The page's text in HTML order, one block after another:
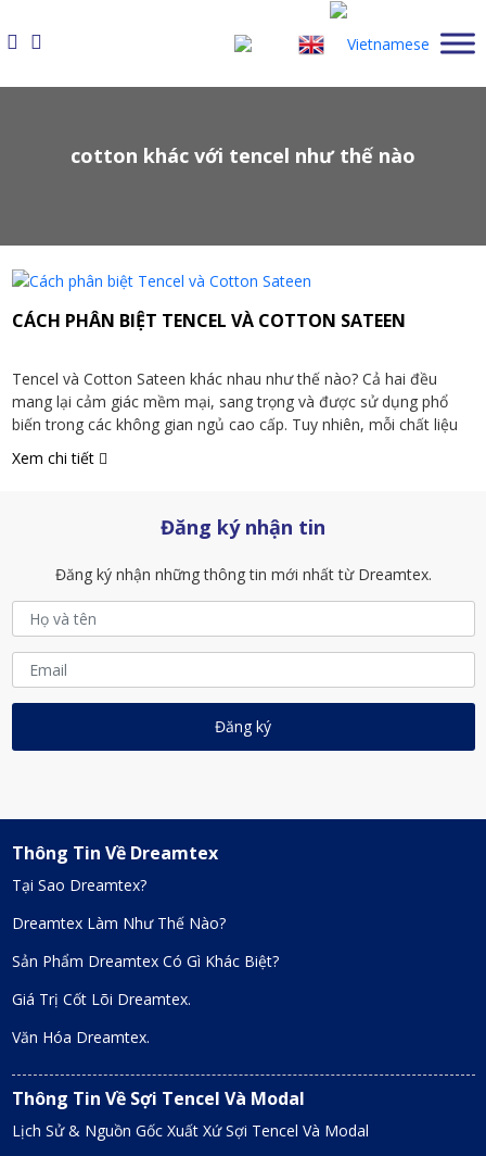
to
content
cotton khác với tencel như thế nào
CÁCH PHÂN BIỆT TENCEL VÀ COTTON SATEEN
Tencel và Cotton Sateen khác nhau như thế nào? Cả hai đều
mang lại cảm giác mềm mại, sang trọng và được sử dụng phổ
biến trong các không gian ngủ cao cấp. Tuy nhiên, mỗi chất liệu
lại có những đặc tính khác nhau về độ mát, cảm giác chạm, khả
năng chăm sóc […]
Xem chi tiết
Đăng ký nhận tin
Đăng ký nhận những thông tin mới nhất từ Dreamtex.
Thông Tin Về Dreamtex
Tại Sao Dreamtex?
Dreamtex Làm Như Thế Nào?
Sản Phẩm Dreamtex Có Gì Khác Biệt?
Giá Trị Cốt Lõi Dreamtex.
Văn Hóa Dreamtex.
Thông Tin Về Sợi Tencel Và Modal
Lịch Sử & Nguồn Gốc Xuất Xứ Sợi Tencel Và Modal